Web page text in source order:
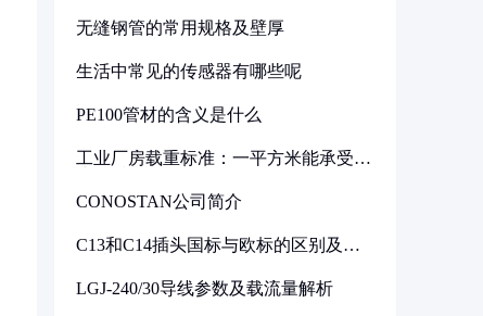
无缝钢管的常用规格及壁厚
生活中常见的传感器有哪些呢
PE100管材的含义是什么
工业厂房载重标准：一平方米能承受多
CONOSTAN公司简介
C13和C14插头国标与欧标的区别及其
LGJ-240/30导线参数及载流量解析